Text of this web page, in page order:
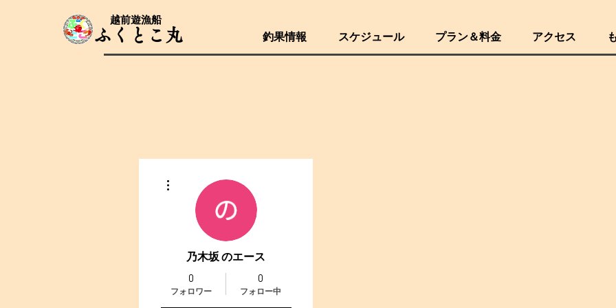
​ふくとこ丸
​越前遊漁船
釣果情報 スケジュール プラン＆料金 アクセス
乃木坂 のエース
0
フォロワー
0
フォロー中